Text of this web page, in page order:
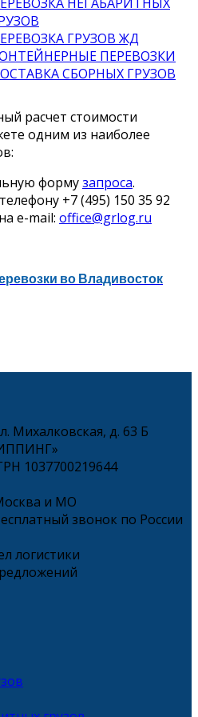
ГРУЗОВ ЖД
ПЕРЕВОЗКИ
СБОРНЫХ ГРУЗОВ
расчет стоимости
одним из наиболее
формузапроса.
+7 (495) 150 35 92
e-mail: office@grlog.ru
во Владивосток
Михалковская, д. 63 Б
1037700219644
и МО
звонок по России
логистики